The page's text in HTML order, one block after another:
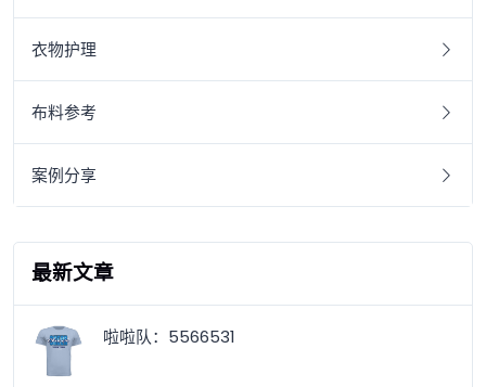
衣物护理
布料参考
案例分享
最新文章
啦啦队：5566531